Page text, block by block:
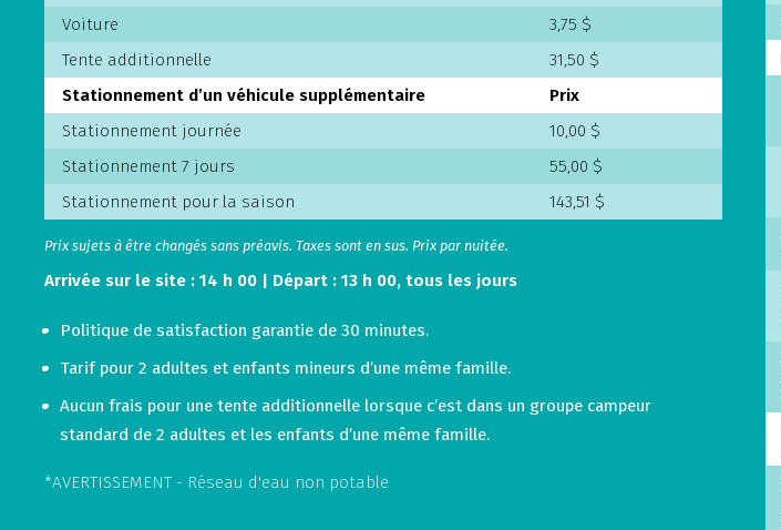
Voiture
3,75 $
Tente additionnelle
31,50 $
Stationnement d’un véhicule supplémentaire
Prix
Stationnement journée
10,00 $
Stationnement 7 jours
55,00 $
Stationnement pour la saison
143,51 $
Prix sujets à être changés sans préavis. Taxes sont en sus. Prix par nuitée.
Arrivée sur le site : 14 h 00 | Départ : 13 h 00, tous les jours
Politique de satisfaction garantie de 30 minutes.
Tarif pour 2 adultes et enfants mineurs d’une même famille.
Aucun frais pour une tente additionnelle lorsque c’est dans un groupe campeur
standard de 2 adultes et les enfants d’une même famille.
*AVERTISSEMENT - Réseau d'eau non potable